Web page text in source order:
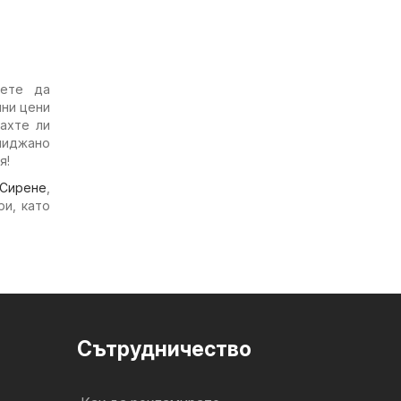
да
цени
ли
Сирене
като
Cътрудничество